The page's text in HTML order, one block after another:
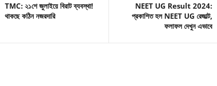
TMC: ২১শে জুলাইয়ে বিরাট ব্যবস্থা!
থাকছে কঠিন নজরদারি
NEET UG Result 2024:
প্রকাশিত হল NEET UG রেজাল্ট,
ফলাফল দেখুন এভাবে